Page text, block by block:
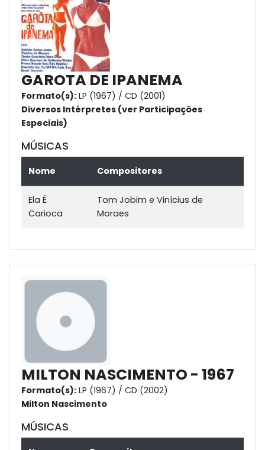
GAROTA DE IPANEMA
Formato(s): LP (1967) / CD (2001)
Diversos Intérpretes (ver Participações
Especiais)
MÚSICAS
Nome Compositores
Ela É
Carioca
Tom Jobim e Vinícius de
Moraes
MILTON NASCIMENTO - 1967
Formato(s): LP (1967) / CD (2002)
Milton Nascimento
MÚSICAS